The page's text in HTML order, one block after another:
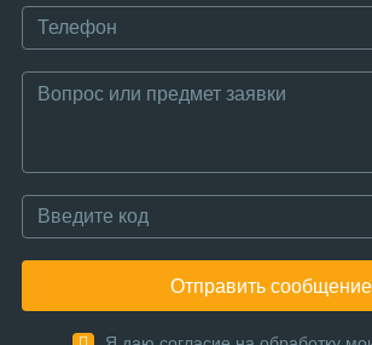
Отправить сообщение